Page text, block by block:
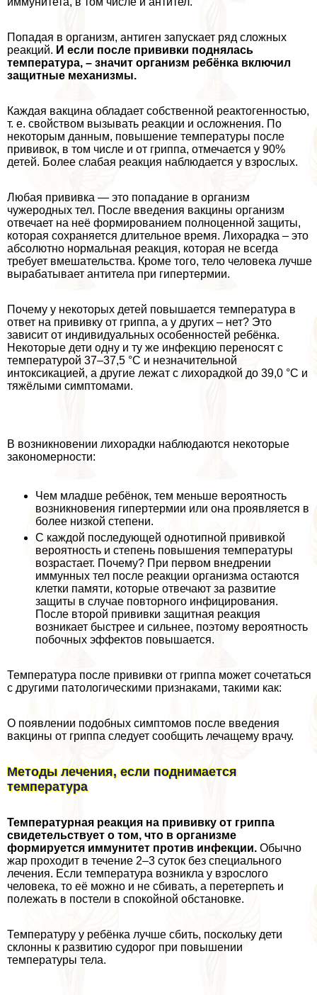
Попадая в организм, антиген запускает ряд сложных
реакций. И если после прививки поднялась
температура, – значит организм ребёнка включил
защитные механизмы.
Каждая вакцина обладает собственной реактогенностью,
т. е. свойством вызывать реакции и осложнения. По
некоторым данным, повышение температуры после
прививок, в том числе и от гриппа, отмечается у 90%
детей. Более слабая реакция наблюдается у взрослых.
Любая прививка — это попадание в организм
чужеродных тел. После введения вакцины организм
отвечает на неё формированием полноценной защиты,
которая сохраняется длительное время. Лихорадка – это
абсолютно нормальная реакция, которая не всегда
требует вмешательства. Кроме того, тело человека лучше
выpaбатывает антитела при гипертермии.
Почему у некоторых детей повышается температура в
ответ на прививку от гриппа, а у других – нет? Это
зависит от индивидуальных особенностей ребёнка.
Некоторые дети одну и ту же инфекцию переносят с
температурой 37–37,5 °C и незначительной
интоксикацией, а другие лежат с лихорадкой до 39,0 °C и
тяжёлыми симптомами.
В возникновении лихорадки наблюдаются некоторые
закономерности:
Чем младше ребёнок, тем меньше вероятность
возникновения гипертермии или она проявляется в
более низкой степени.
С каждой последующей однотипной прививкой
вероятность и степень повышения температуры
возрастает. Почему? При первом внедрении
иммунных тел после реакции организма остаются
клетки памяти, которые отвечают за развитие
защиты в случае повторного инфицирования.
После второй прививки защитная реакция
возникает быстрее и сильнее, поэтому вероятность
побочных эффектов повышается.
Температура после прививки от гриппа может сочетаться
с другими патологическими признаками, такими как:
О появлении подобных симптомов после введения
вакцины от гриппа следует сообщить лечащему врачу.
Методы лечения, если поднимается
температура
Температурная реакция на прививку от гриппа
свидетельствует о том, что в организме
формируется иммунитет против инфекции. Обычно
жар проходит в течение 2–3 суток без специального
лечения. Если температура возникла у взрослого
человека, то её можно и не сбивать, а перетерпеть и
полежать в постели в спокойной обстановке.
Температуру у ребёнка лучше сбить, поскольку дети
склонны к развитию судорог при повышении
температуры тела.